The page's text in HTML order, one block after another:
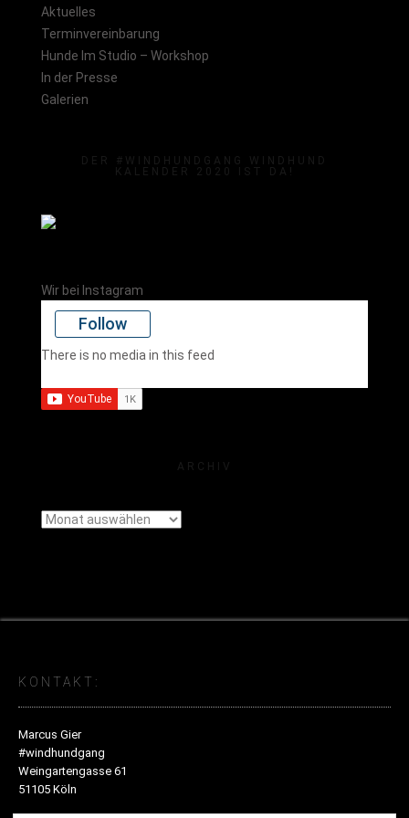
Aktuelles
Terminvereinbarung
Hunde Im Studio – Workshop
In der Presse
Galerien
DER #WINDHUNDGANG WINDHUND
KALENDER 2020 IST DA!
Wir bei Instagram
Follow
There is no media in this feed
ARCHIV
Archiv
KONTAKT:
Marcus Gier
#windhundgang
Weingartengasse 61
51105 Köln